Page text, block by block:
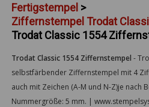
Fertigstempel >
Ziffernstempel Trodat
Trodat Classic 1554
Trodat Classic 1554 Ziffernstempel -
selbstfärbender Ziffernstempel mit 4
auch mit Zeichen (A-M und N-Z)je nach
Nummergröße: 5 mm. |